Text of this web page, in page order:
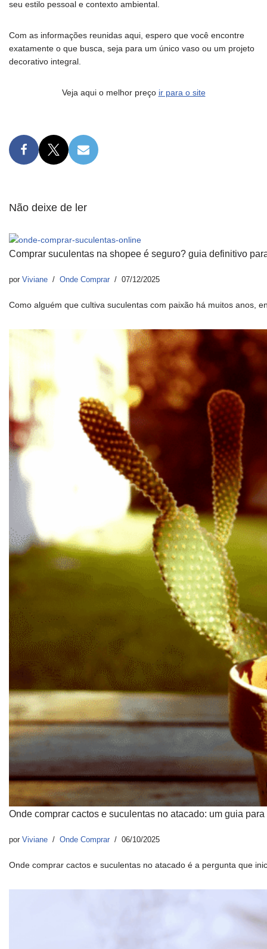
seu estilo pessoal e contexto ambiental.
Com as informações reunidas aqui, espero que você encontre
exatamente o que busca, seja para um único vaso ou um projeto
decorativo integral.
Veja aqui o melhor preço ir para o site
Não deixe de ler
Comprar suculentas na shopee é seguro? guia definitivo
por Viviane Onde Comprar 07/12/2025
Como alguém que cultiva suculentas com paixão há muitos anos,
Onde comprar cactos e suculentas no atacado: um guia
por Viviane Onde Comprar 06/10/2025
Onde comprar cactos e suculentas no atacado é a pergunta que